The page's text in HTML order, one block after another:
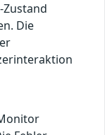
Zustand
Die